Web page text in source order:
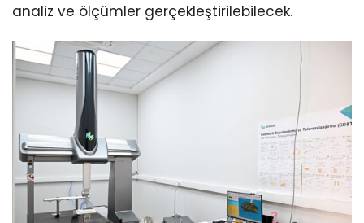
analiz ve ölçümler gerçekleştirilebilecek.